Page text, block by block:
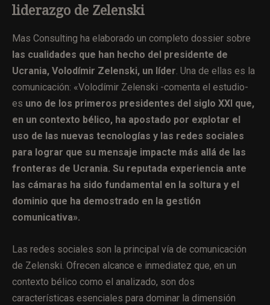
liderazgo de Zelenski
Mas Consulting ha elaborado un completo dossier sobre
las cualidades que han hecho del presidente de
Ucrania, Volodímir Zelenski, un líder. Una de ellas es la
comunicación: «Volodímir Zelenski -comenta el estudio-
es uno de los primeros presidentes del siglo XXI que,
en un contexto bélico, ha apostado por explotar el
uso de las nuevas tecnologías y las redes sociales
para lograr que su mensaje impacte más allá de las
fronteras de Ucrania. Su reputada experiencia ante
las cámaras ha sido fundamental en la soltura y el
dominio que ha demostrado en la gestión
comunicativa».
Las redes sociales son la principal vía de comunicación
de Zelenski. Ofrecen alcance e inmediatez que, en un
contexto bélico como el analizado, son dos
características esenciales para dominar la dimensión